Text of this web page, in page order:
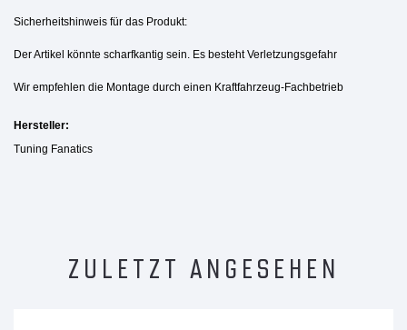
Sicherheitshinweis für das Produkt:
Der Artikel könnte scharfkantig sein. Es besteht Verletzungsgefahr
Wir empfehlen die Montage durch einen Kraftfahrzeug-Fachbetrieb
Hersteller:
Tuning Fanatics
ZULETZT ANGESEHEN